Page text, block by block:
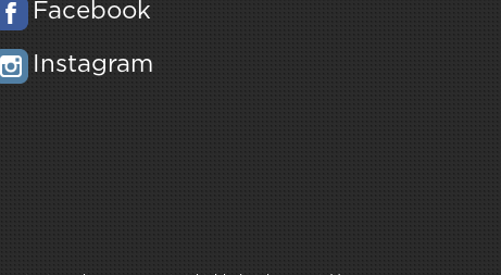
Facebook
Instagram